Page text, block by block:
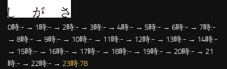
0時:- → 1時:- → 2時:- → 3時:- → 4時:- → 5時:- → 6時:- → 7時:-
→ 8時:- → 9時:- → 10時:- → 11時:- → 12時:- → 13時:- → 14時:-
→ 15時:- → 16時:- → 17時:- → 18時:- → 19時:- → 20時:- → 21
時:- → 22時:- → 23時:78